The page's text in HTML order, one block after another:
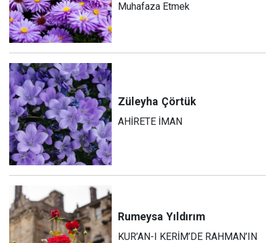
Muhafaza Etmek
Züleyha Çörtük
AHİRETE İMAN
Rumeysa Yıldırım
KUR’AN-I KERİM’DE RAHMAN’IN